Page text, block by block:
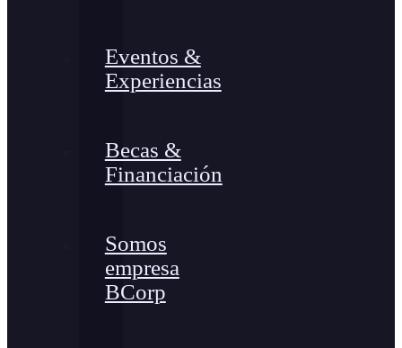
Eventos &
Experiencias
Becas &
Financiación
Somos
empresa
BCorp